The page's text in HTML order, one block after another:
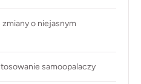
o niejasnym
samoopalaczy